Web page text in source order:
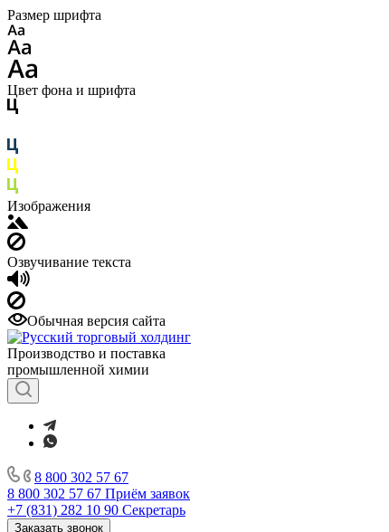
Размер шрифта
Цвет фона и шрифта
Изображения
Озвучивание текста
Обычная версия сайта
Производство и поставка
промышленной химии
8 800 302 57 67
8 800 302 57 67 Приём заявок
+7 (831) 282 10 90 Секретарь
Заказать звонок